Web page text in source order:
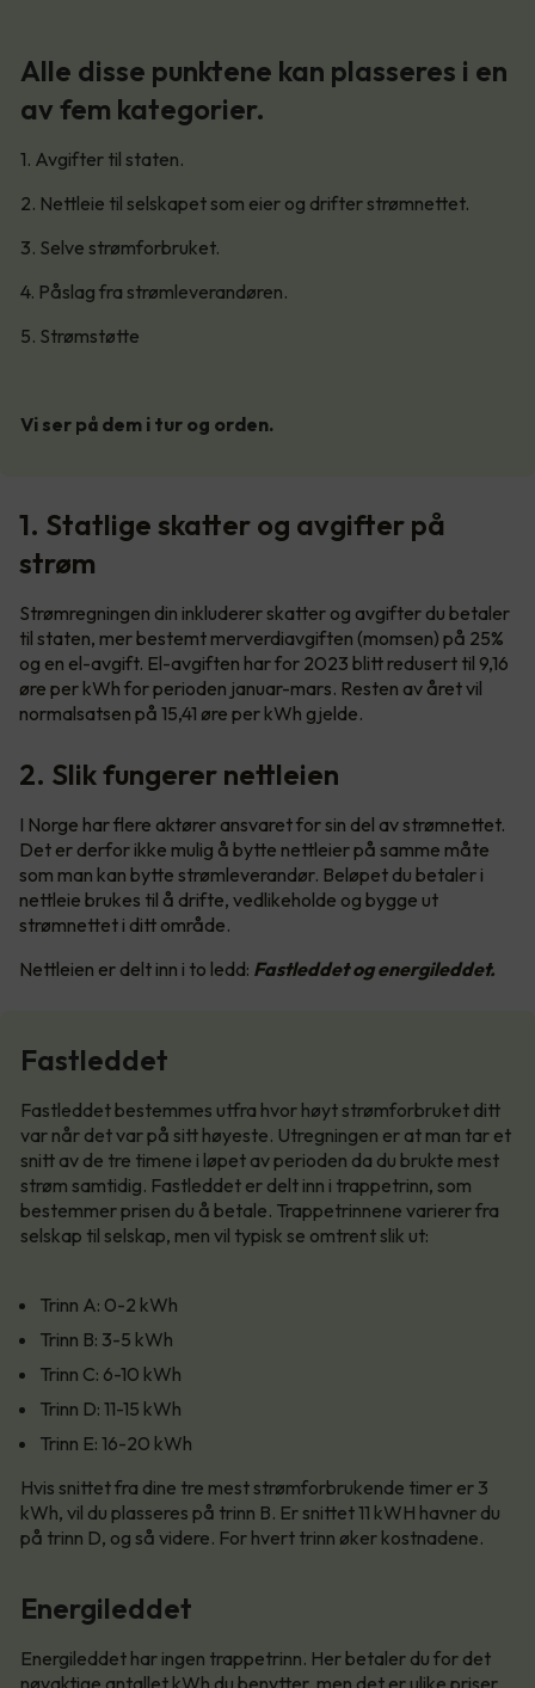
Alle disse punktene kan plasseres i en
av fem kategorier.
1. Avgifter til staten.
2. Nettleie til selskapet som eier og drifter strømnettet.
3. Selve strømforbruket.
4. Påslag fra strømleverandøren.
5. Strømstøtte
Vi ser på dem i tur og orden.
1. Statlige skatter og avgifter på
strøm
Strømregningen din inkluderer skatter og avgifter du betaler
til staten, mer bestemt merverdiavgiften (momsen) på 25%
og en el-avgift. El-avgiften har for 2023 blitt redusert til 9,16
øre per kWh for perioden januar-mars. Resten av året vil
normalsatsen på 15,41 øre per kWh gjelde.
2. Slik fungerer nettleien
I Norge har flere aktører ansvaret for sin del av strømnettet.
Det er derfor ikke mulig å bytte nettleier på samme måte
som man kan bytte strømleverandør. Beløpet du betaler i
nettleie brukes til å drifte, vedlikeholde og bygge ut
strømnettet i ditt område.
Nettleien er delt inn i to ledd: Fastleddet og energileddet.
Fastleddet
Fastleddet bestemmes utfra hvor høyt strømforbruket ditt
var når det var på sitt høyeste. Utregningen er at man tar et
snitt av de tre timene i løpet av perioden da du brukte mest
strøm samtidig. Fastleddet er delt inn i trappetrinn, som
bestemmer prisen du å betale. Trappetrinnene varierer fra
selskap til selskap, men vil typisk se omtrent slik ut:
Trinn A: 0-2 kWh
Trinn B: 3-5 kWh
Trinn C: 6-10 kWh
Trinn D: 11-15 kWh
Trinn E: 16-20 kWh
Hvis snittet fra dine tre mest strømforbrukende timer er 3
kWh, vil du plasseres på trinn B. Er snittet 11 kWH havner du
på trinn D, og så videre. For hvert trinn øker kostnadene.
Energileddet
Energileddet har ingen trappetrinn. Her betaler du for det
nøyaktige antallet kWh du benytter, men det er ulike priser